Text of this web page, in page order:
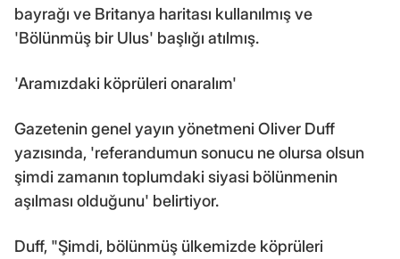
bayrağı ve Britanya haritası kullanılmış ve
'Bölünmüş bir Ulus' başlığı atılmış.
'Aramızdaki köprüleri onaralım'
Gazetenin genel yayın yönetmeni Oliver Duff
yazısında, 'referandumun sonucu ne olursa olsun
şimdi zamanın toplumdaki siyasi bölünmenin
aşılması olduğunu' belirtiyor.
Duff, "Şimdi, bölünmüş ülkemizde köprüleri